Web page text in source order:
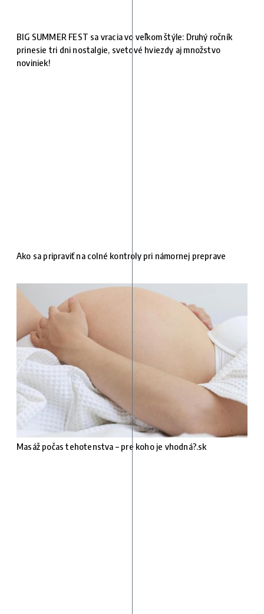
BIG SUMMER FEST sa vracia vo veľkom štýle: Druhý ročník
prinesie tri dni nostalgie, svetové hviezdy aj množstvo
noviniek!
Ako sa pripraviť na colné kontroly pri námornej preprave
Masáž počas tehotenstva – pre koho je vhodná?.sk